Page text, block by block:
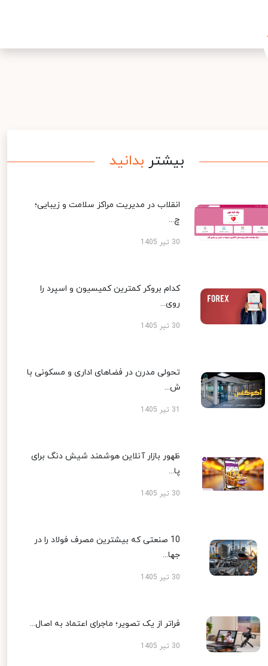
بیشتر بدانید
انقلاب در مدیریت مراکز سلامت و زیبایی؛
چ...
30 تیر 1405
کدام بروکر کمترین کمیسیون و اسپرد را
روی...
30 تیر 1405
تحولی مدرن در فضاهای اداری و مسکونی با
ش...
ظهور بازار آنلاین هوشمند شیش دنگ برای
پا...
30 تیر 1405
10 صنعتی که بیشترین مصرف فولاد را در
جها...
30 تیر 1405
فراتر از یک تصویر؛ ماجرای اعتماد به اصال...
30 تیر 1405